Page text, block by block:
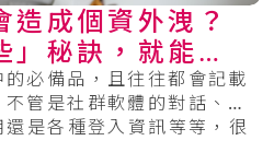
造成個資外洩？
」秘訣，就能保
！
必備品，且往往都會記載
管是社群軟體的對話、相
是各種登入資訊等等，很